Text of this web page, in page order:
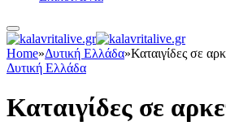
Home»Δυτική Ελλάδα»Καταιγίδες σε
Δυτική Ελλάδα
Καταιγίδες σε